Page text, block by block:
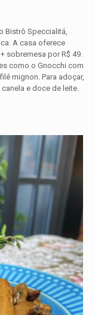
Bistrô Speccialitá,
A casa oferece
sobremesa por R$ 49.
como o Gnocchi com
mignon. Para adoçar,
e doce de leite.